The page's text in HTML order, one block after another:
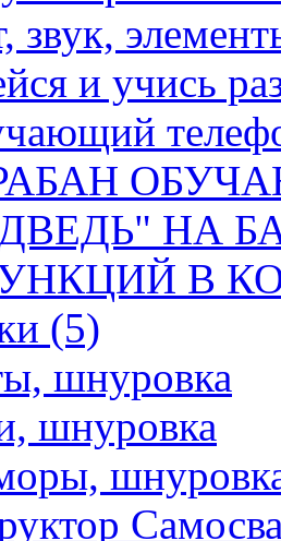
звук,
и учись
НА
В
(5)
шнуровка
шнуровка